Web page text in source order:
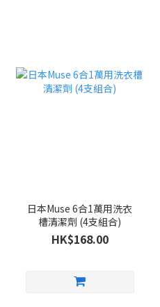
日本Muse 6合1萬用洗衣
槽清潔劑 (4支組合)
HK$168.00